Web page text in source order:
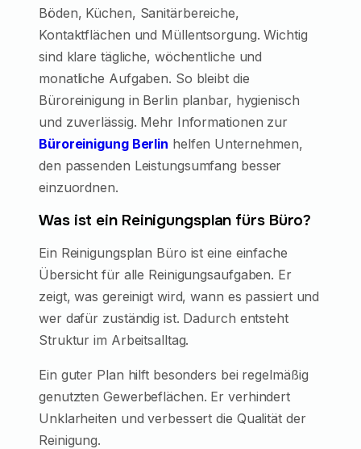
Böden, Küchen, Sanitärbereiche,
Kontaktflächen und Müllentsorgung. Wichtig
sind klare tägliche, wöchentliche und
monatliche Aufgaben. So bleibt die
Büroreinigung in Berlin planbar, hygienisch
und zuverlässig. Mehr Informationen zur
Büroreinigung Berlin helfen Unternehmen,
den passenden Leistungsumfang besser
einzuordnen.
Was ist ein Reinigungsplan fürs Büro?
Ein Reinigungsplan Büro ist eine einfache
Übersicht für alle Reinigungsaufgaben. Er
zeigt, was gereinigt wird, wann es passiert und
wer dafür zuständig ist. Dadurch entsteht
Struktur im Arbeitsalltag.
Ein guter Plan hilft besonders bei regelmäßig
genutzten Gewerbeflächen. Er verhindert
Unklarheiten und verbessert die Qualität der
Reinigung.